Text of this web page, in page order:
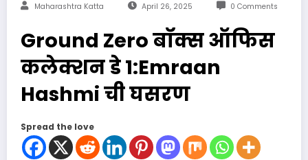
Maharashtra Katta April 26, 2025 0 Comments
Ground Zero बॉक्स ऑफिस
कलेक्शन डे 1:Emraan
Hashmi ची घसरण
Spread the love